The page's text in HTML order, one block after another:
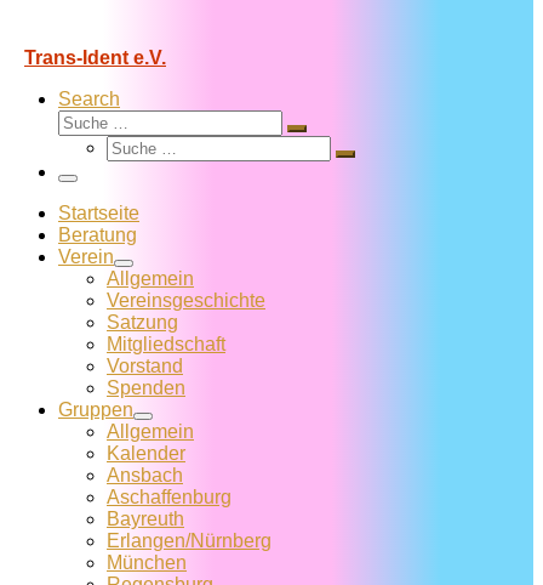
Trans-Ident e.V.
Search
Suche
Suche
Suche
Suche
Menü
Startseite
Beratung
Verein
Allgemein
Vereins­geschichte
Satzung
Mitglied­schaft
Vorstand
Spenden
Gruppen
Allgemein
Kalender
Ansbach
Aschaffenburg
Bayreuth
Erlangen/Nürnberg
München